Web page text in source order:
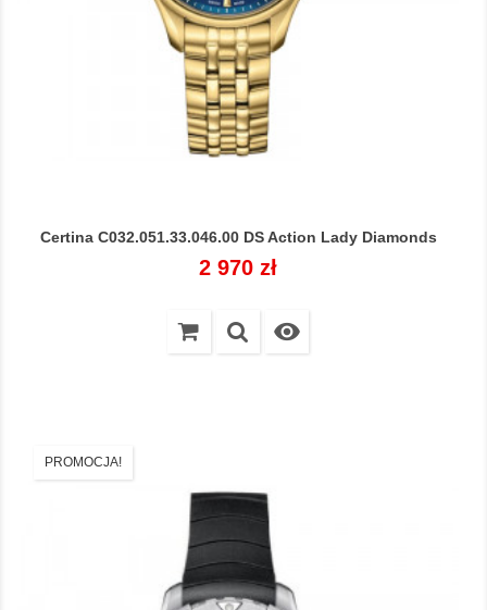
Certina C032.051.33.046.00 DS Action Lady Diamonds
Cena
2 970 zł

PROMOCJA!